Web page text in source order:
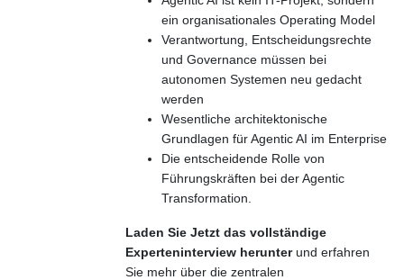
ein organisationales Operating Model
Verantwortung, Entscheidungsrechte
und Governance müssen bei
autonomen Systemen neu gedacht
werden
Wesentliche architektonische
Grundlagen für Agentic AI im Enterprise
Die entscheidende Rolle von
Führungskräften bei der Agentic
Transformation.
Laden Sie Jetzt das vollständige
Experteninterview herunterund erfahren
Sie mehr über die zentralen